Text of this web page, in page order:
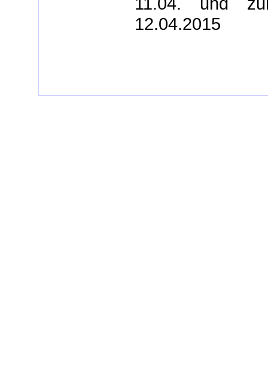
12.04.2015